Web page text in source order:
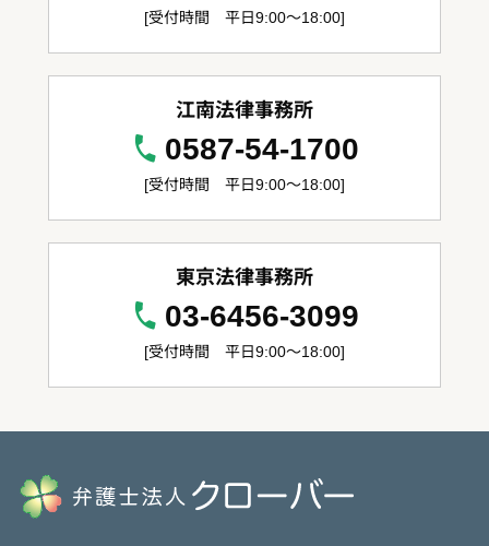
[受付時間 平日9:00～18:00]
江南法律事務所
0587-54-1700
[受付時間 平日9:00～18:00]
東京法律事務所
03-6456-3099
[受付時間 平日9:00～18:00]